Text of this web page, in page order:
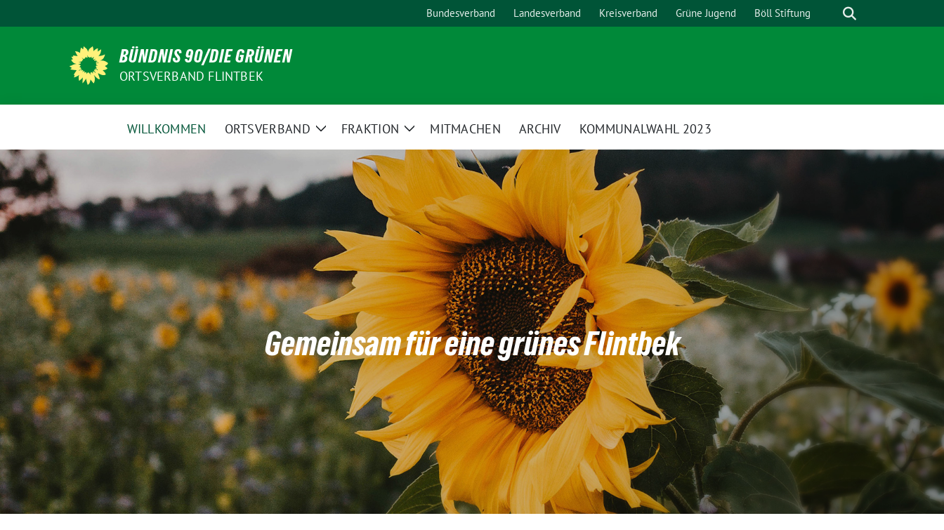
zum
Bundesverband Landesverband Kreisverband Grüne Jugend Böll Stiftung Suche
BÜNDNIS 90/DIE GRÜNEN
ORTSVERBAND FLINTBEK
WILLKOMMEN ORTSVERBAND
Zeige
Untermenü
FRAKTION
Zeige
Untermenü
MITMACHEN ARCHIV KOMMUNALWAHL 2023
Gemeinsam für eine grünes Flintbek